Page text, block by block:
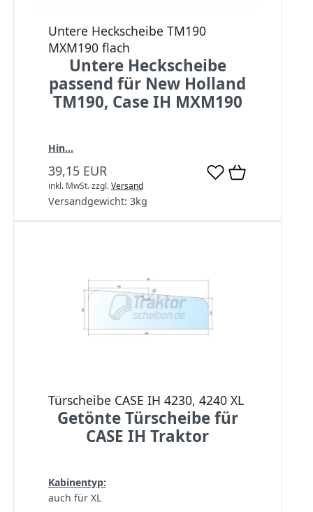
Untere Heckscheibe TM190
MXM190 flach
Untere Heckscheibe
passend für New Holland
TM190, Case IH MXM190
Hin...
39,15 EUR
inkl. MwSt.zzgl.Versand
Versandgewicht: 3kg
Türscheibe CASE IH 4230, 4240 XL
Getönte Türscheibe für
CASE IH Traktor
Kabinentyp:
auch für XL